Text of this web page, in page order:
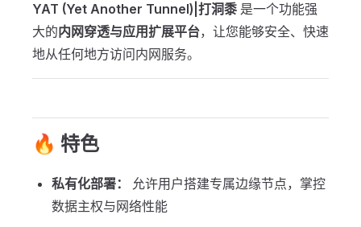
YAT (Yet Another Tunnel)|打洞黍是一个功能强
大的内网穿透与应用扩展平台，让您能够安全、快速
地从任何地方访问内网服务。
🔥 特色
私有化部署：
允许用户搭建专属边缘节点，掌控
数据主权与网络性能